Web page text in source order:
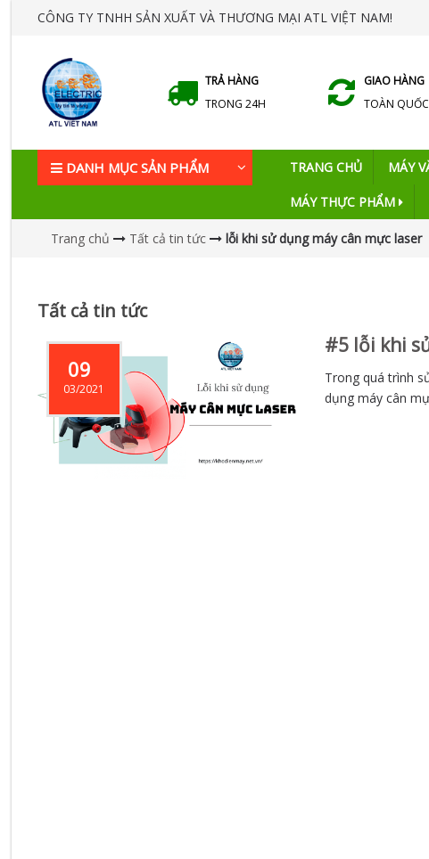
CÔNG TY TNHH SẢN XUẤT VÀ THƯƠNG MẠI ATL VIỆT NAM!
TRẢ HÀNG
TRONG 24H
GIAO HÀNG
TOÀN QUỐC
DANH MỤC SẢN PHẨM TRANG CHỦ MÁY
MÁY THỰC PHẨM
Trang chủ Tất cả tin tức lỗi khi sử dụng máy cân mực laser
Tất cả tin tức
09
03/2021
#5 lỗi khi
Trong quá trình
dụng máy cân